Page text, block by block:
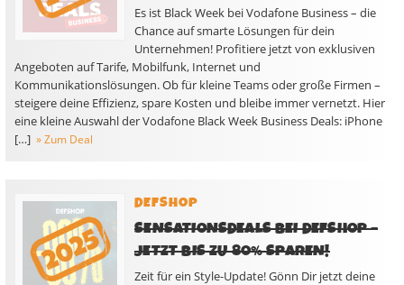
Es ist Black Week bei Vodafone Business – die
Chance auf smarte Lösungen für dein
Unternehmen! Profitiere jetzt von exklusiven
Angeboten auf Tarife, Mobilfunk, Internet und
Kommunikationslösungen. Ob für kleine Teams oder große Firmen –
steigere deine Effizienz, spare Kosten und bleibe immer vernetzt. Hier
eine kleine Auswahl der Vodafone Black Week Business Deals: iPhone
[…] » Zum Deal
DEFSHOP
SENSATIONSDEALS BEI DEFSHOP –
JETZT BIS ZU 80% SPAREN!
Zeit für ein Style-Update! Gönn Dir jetzt deine